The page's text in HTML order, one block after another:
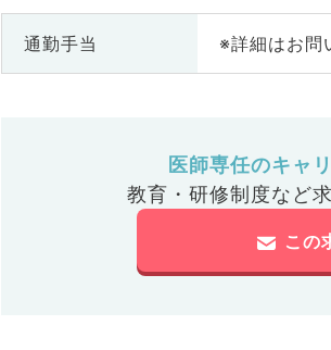
通勤手当 ※詳細はお問
医師専任のキャ
教育・研修制度など
この